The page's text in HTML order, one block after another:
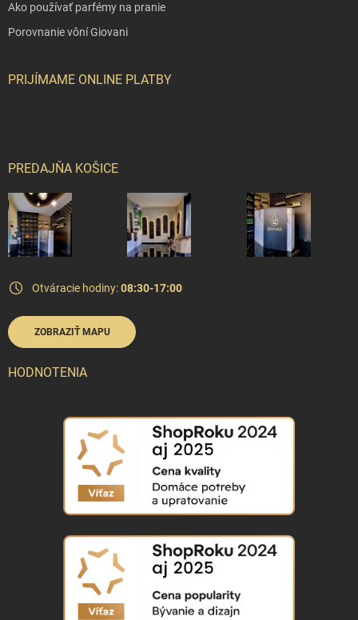
Ako používať parfémy na pranie
Porovnanie vôní Giovani
PRIJÍMAME ONLINE PLATBY
PREDAJŇA KOŠICE
Otváracie hodiny:08:30-17:00
ZOBRAZIŤ MAPU
HODNOTENIA